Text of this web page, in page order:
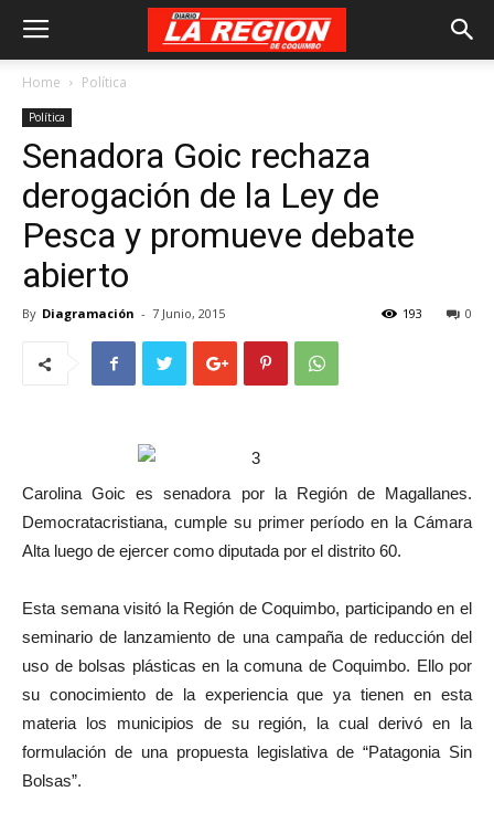
Home Política
Política
Senadora Goic rechaza
derogación de la Ley de
Pesca y promueve debate
abierto
By Diagramación - 7 Junio, 2015 0
193
Carolina Goic es senadora por la Región de Magallanes.
Democratacristiana, cumple su primer período en la Cámara
Alta luego de ejercer como diputada por el distrito 60.
Esta semana visitó la Región de Coquimbo, participando en el
seminario de lanzamiento de una campaña de reducción del
uso de bolsas plásticas en la comuna de Coquimbo. Ello por
su conocimiento de la experiencia que ya tienen en esta
materia los municipios de su región, la cual derivó en la
formulación de una propuesta legislativa de “Patagonia Sin
Bolsas”.